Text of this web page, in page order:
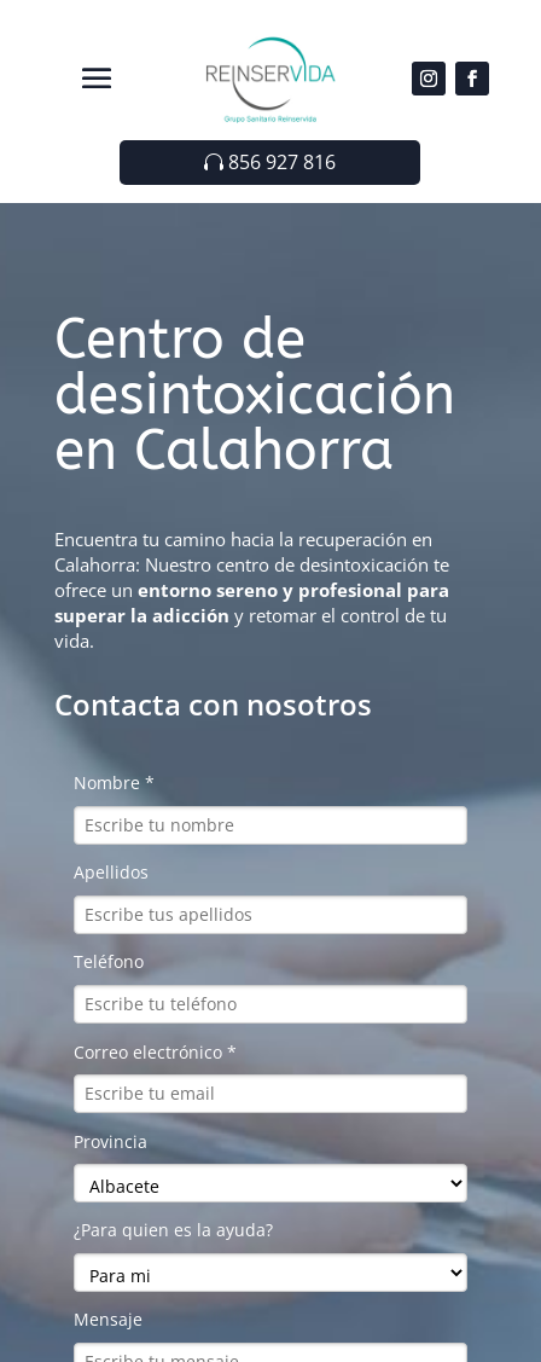
856 927 816
Centro de
desintoxicación
en Calahorra
Encuentra tu camino hacia la recuperación en
Calahorra: Nuestro centro de desintoxicación te
ofrece un entorno sereno y profesional para
superar la adicción y retomar el control de tu
vida.
Contacta con nosotros